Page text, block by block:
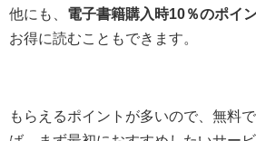
他にも、 電子書籍購入時10％のポイ
お得に読むこともできます。
もらえるポイントが多いので、無料